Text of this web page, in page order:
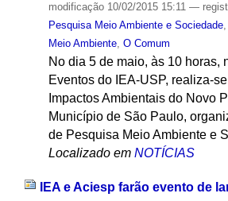
modificação10/02/2015 15:11 —
Pesquisa Meio Ambiente e Sociedade,
Meio Ambiente, O Comum
No dia 5 de maio, às 10 horas,
Eventos do IEA-USP, realiza-
Impactos Ambientais do Novo
Município de São Paulo,
de Pesquisa Meio Ambiente e
Localizado em NOTÍCIAS
IEA e Aciesp farão evento de